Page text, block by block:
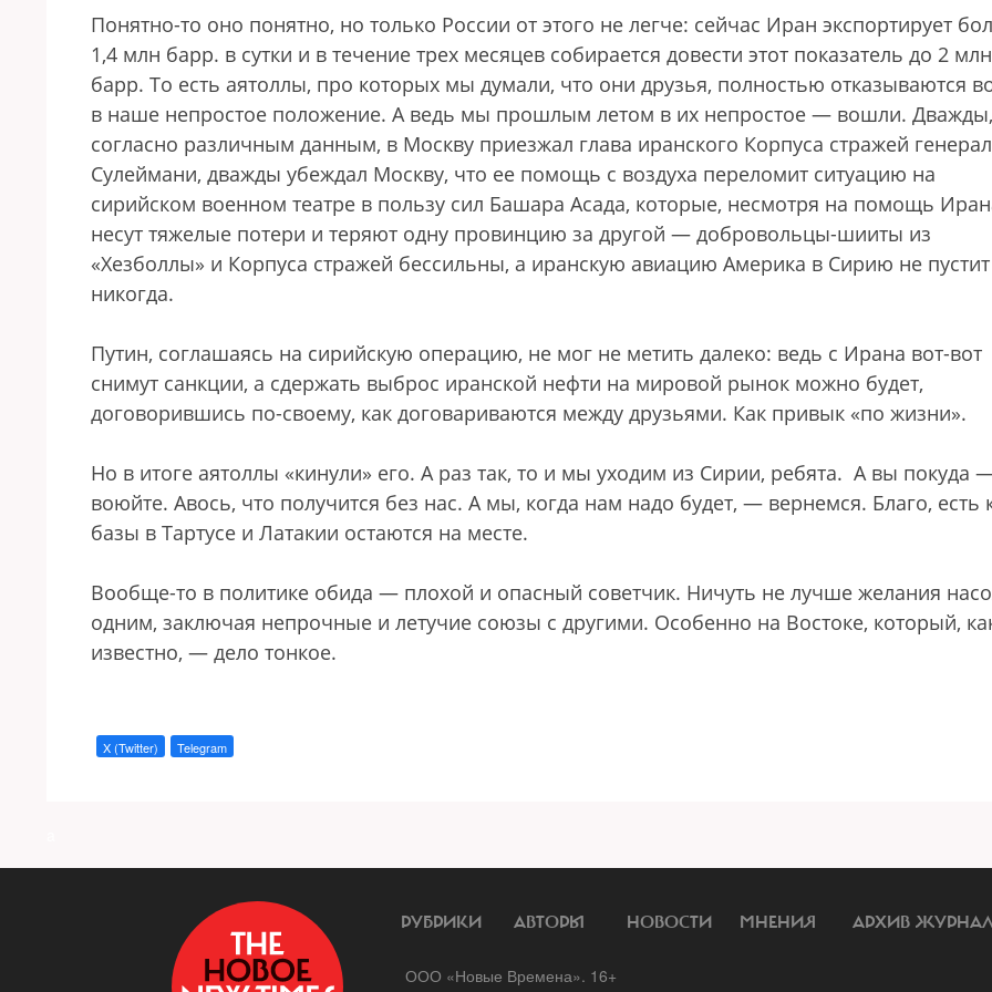
Понятно-то оно понятно, но только России от этого не легче: сейчас Иран экспортирует
1,4 млн барр. в сутки и в течение трех месяцев собирается довести этот показатель до 2 млн
барр. То есть аятоллы, про которых мы думали, что они друзья, полностью отказываются
в наше непростое положение. А ведь мы прошлым летом в их непростое — вошли. Дважды,
согласно различным данным, в Москву приезжал глава иранского Корпуса стражей генерал
Сулеймани, дважды убеждал Москву, что ее помощь с воздуха переломит ситуацию на
сирийском военном театре в пользу сил Башара Асада, которые, несмотря на помощь
несут тяжелые потери и теряют одну провинцию за другой — добровольцы-шииты из
«Хезболлы» и Корпуса стражей бессильны, а иранскую авиацию Америка в Сирию не пустит
никогда.
Путин, соглашаясь на сирийскую операцию, не мог не метить далеко: ведь с Ирана вот-вот
снимут санкции, а сдержать выброс иранской нефти на мировой рынок можно будет,
договорившись по-своему, как договариваются между друзьями. Как привык «по жизни».
Но в итоге аятоллы «кинули» его. А раз так, то и мы уходим из Сирии, ребята. А вы покуда
воюйте. Авось, что получится без нас. А мы, когда нам надо будет, — вернемся. Благо, есть
базы в Тартусе и Латакии остаются на месте.
Вообще-то в политике обида — плохой и опасный советчик. Ничуть не лучше желания
одним, заключая непрочные и летучие союзы с другими. Особенно на Востоке, который,
известно, — дело тонкое.
X (Twitter) Telegram
РУБРИКИ АВТОРЫ НОВОСТИ МНЕНИЯ АРХИВ
ООО «Новые Времена». 16+